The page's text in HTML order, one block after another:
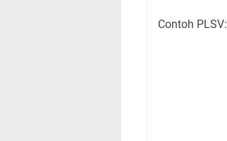
Contoh PLSV: